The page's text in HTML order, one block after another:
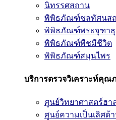
นิทรรศสถาน
พิพิธภัณฑ์ชลทัศนส
พิพิธภัณฑ์พระจุฑาธุ
พิพิธภัณฑ์พืชมีชีวิต
พิพิธภัณฑ์สมุนไพร
บริการตรวจวิเคราะห์คุณ
ศูนย์วิทยาศาสตร์ฮา
ศูนย์ความเป็นเลิศด้